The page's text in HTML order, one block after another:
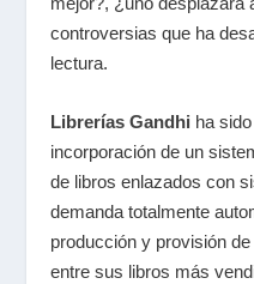
controversias que ha
lectura.
Librerías Gandhi ha
incorporación de un
de libros enlazados con
demanda totalmente
producción y provisión
entre sus libros más